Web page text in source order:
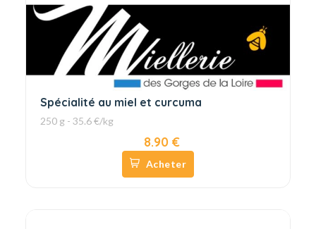
Spécialité au miel et curcuma
250 g - 35.6 €/kg
8.90 €
Acheter